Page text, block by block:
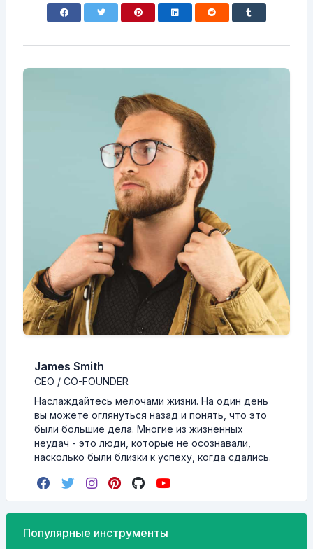
James Smith
CEO / CO-FOUNDER
Наслаждайтесь мелочами жизни. На один день
вы можете оглянуться назад и понять, что это
были большие дела. Многие из жизненных
неудач - это люди, которые не осознавали,
насколько были близки к успеху, когда сдались.
Популярные инструменты